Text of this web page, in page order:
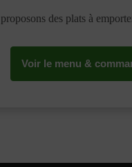
des plats à
Voir le menu &